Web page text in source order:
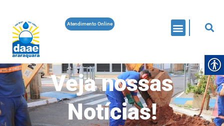
Atendimento Online
Veja nossas
Notícias!